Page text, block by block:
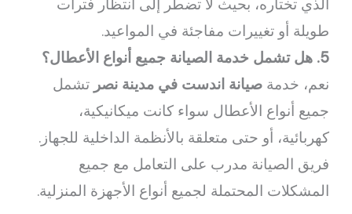
الذي تختاره، بحيث لا تضطر إلى انتظار فترات
طويلة أو تغييرات مفاجئة في المواعيد.
5. هل تشمل خدمة الصيانة جميع أنواع الأعطال؟
نعم، خدمةصيانة اندست في مدينة نصر تشمل
جميع أنواع الأعطال سواء كانت ميكانيكية،
كهربائية، أو حتى متعلقة بالأنظمة الداخلية للجهاز.
فريق الصيانة مدرب على التعامل مع جميع
المشكلات المحتملة لجميع أنواع الأجهزة المنزلية.